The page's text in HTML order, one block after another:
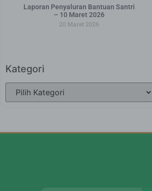
Laporan Penyaluran Bantuan Santri
– 10 Maret 2026
20 Maret 2026
Kategori